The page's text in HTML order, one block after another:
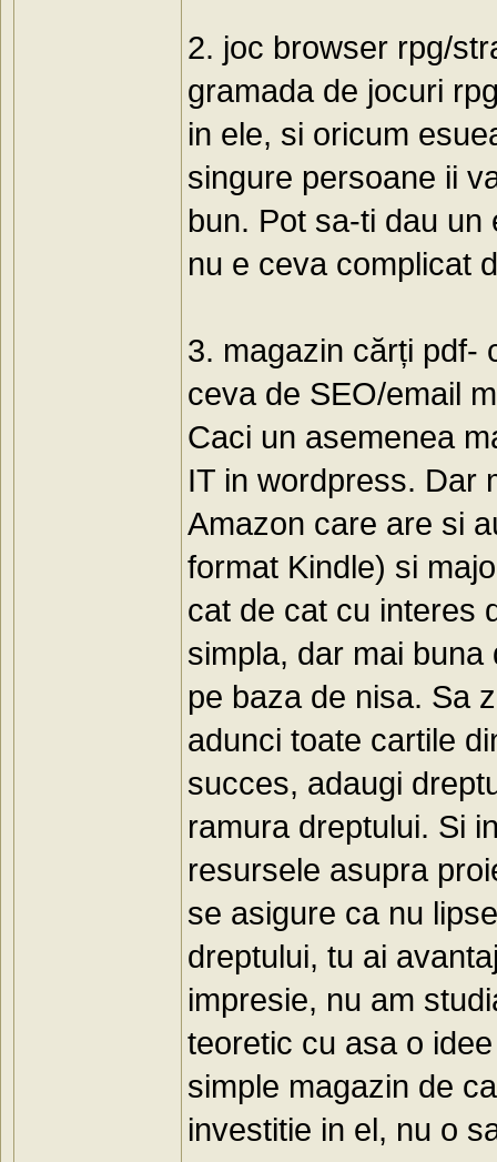
2. joc browser rpg/
gramada de jocuri
in ele, si oricum
singure persoane ii
bun. Pot sa-ti dau
nu e ceva complicat
3. magazin cărți pdf-
ceva de SEO/email
Caci un asemenea
IT in wordpress. Dar
Amazon care are si
format Kindle) si
cat de cat cu interes
simpla, dar mai
pe baza de nisa. Sa
adunci toate cartile
succes, adaugi
ramura dreptului. Si
resursele asupra
se asigure ca nu
dreptului, tu ai
impresie, nu am
teoretic cu asa o
simple magazin de
investitie in el, nu o